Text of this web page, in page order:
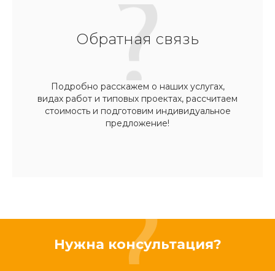
Обратная связь
Подробно расскажем о наших услугах,
видах работ и типовых проектах, рассчитаем
стоимость и подготовим индивидуальное
предложение!
Нужна консультация?